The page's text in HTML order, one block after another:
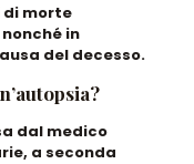
di morte
in
del decesso.
dal medico
a seconda